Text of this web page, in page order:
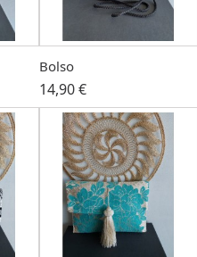
Bolso
14,90 €